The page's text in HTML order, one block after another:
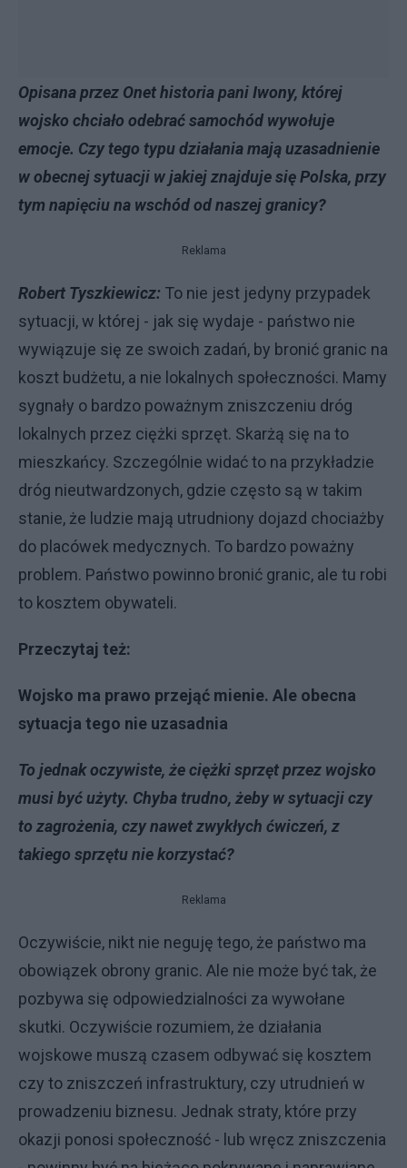
Opisana przez Onet historia pani Iwony, której
wojsko chciało odebrać samochód wywołuje
emocje. Czy tego typu działania mają uzasadnienie
w obecnej sytuacji w jakiej znajduje się Polska, przy
tym napięciu na wschód od naszej granicy?
Reklama
Robert Tyszkiewicz: To nie jest jedyny przypadek
sytuacji, w której - jak się wydaje - państwo nie
wywiązuje się ze swoich zadań, by bronić granic na
koszt budżetu, a nie lokalnych społeczności. Mamy
sygnały o bardzo poważnym zniszczeniu dróg
lokalnych przez ciężki sprzęt. Skarżą się na to
mieszkańcy. Szczególnie widać to na przykładzie
dróg nieutwardzonych, gdzie często są w takim
stanie, że ludzie mają utrudniony dojazd chociażby
do placówek medycznych. To bardzo poważny
problem. Państwo powinno bronić granic, ale tu robi
to kosztem obywateli.
Przeczytaj też:
Wojsko ma prawo przejąć mienie. Ale obecna
sytuacja tego nie uzasadnia
To jednak oczywiste, że ciężki sprzęt przez wojsko
musi być użyty. Chyba trudno, żeby w sytuacji czy
to zagrożenia, czy nawet zwykłych ćwiczeń, z
takiego sprzętu nie korzystać?
Reklama
Oczywiście, nikt nie neguję tego, że państwo ma
obowiązek obrony granic. Ale nie może być tak, że
pozbywa się odpowiedzialności za wywołane
skutki. Oczywiście rozumiem, że działania
wojskowe muszą czasem odbywać się kosztem
czy to zniszczeń infrastruktury, czy utrudnień w
prowadzeniu biznesu. Jednak straty, które przy
okazji ponosi społeczność - lub wręcz zniszczenia